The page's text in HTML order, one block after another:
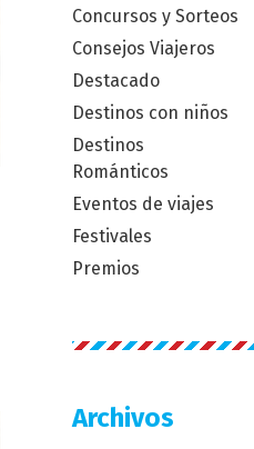
Concursos y Sorteos
Consejos Viajeros
Destacado
Destinos con niños
Destinos
Románticos
Eventos de viajes
Festivales
Premios
Archivos